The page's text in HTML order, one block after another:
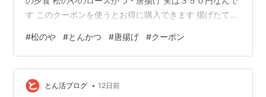
す このクーポンを使うとお得に購入できます 揚げたてで
唐揚げは食べれなかった 明日食べます まるでお年寄りで
すね 若い頃はペロって食べてたのに 歳をとったな～って
感じます
#松のや #とんかつ #唐揚げ #クーポン
とん活ブログ • 12日前